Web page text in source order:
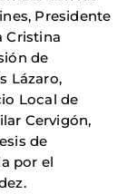
Presidente
Cristina
de
Lázaro,
Local de
Cervigón,
de
por el